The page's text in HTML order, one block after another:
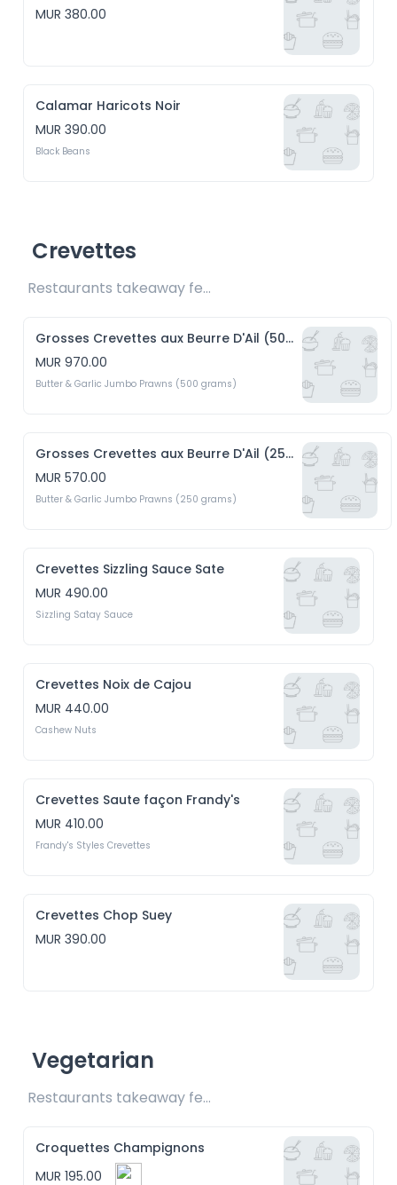
MUR 380.00
Calamar Haricots Noir
MUR 390.00
Black Beans
Crevettes
Restaurants takeaway fee Rs20 included
Grosses Crevettes aux Beurre D'Ail (500g)
MUR 970.00
Butter & Garlic Jumbo Prawns (500 grams)
Grosses Crevettes aux Beurre D'Ail (250g)
MUR 570.00
Butter & Garlic Jumbo Prawns (250 grams)
Crevettes Sizzling Sauce Sate
MUR 490.00
Sizzling Satay Sauce
Crevettes Noix de Cajou
MUR 440.00
Cashew Nuts
Crevettes Saute façon Frandy's
MUR 410.00
Frandy's Styles Crevettes
Crevettes Chop Suey
MUR 390.00
Vegetarian
Restaurants takeaway fee Rs20 included
Croquettes Champignons
MUR 195.00